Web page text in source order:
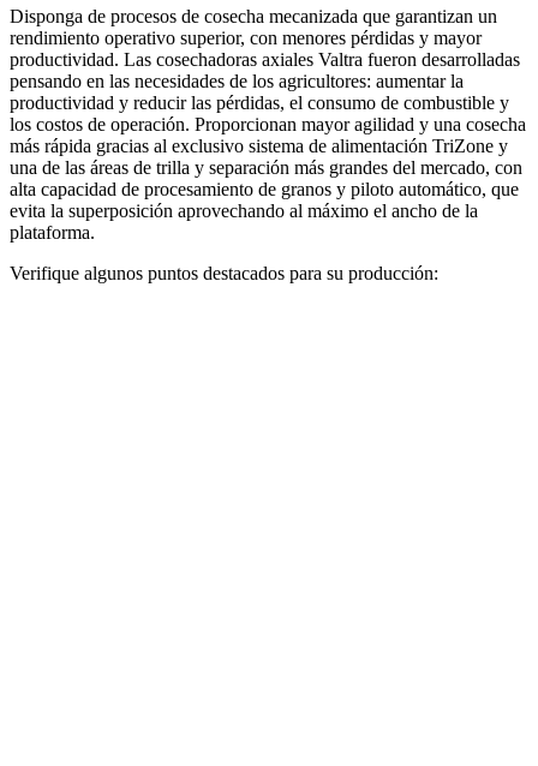
Disponga de procesos de cosecha mecanizada que garantizan un
rendimiento operativo superior, con menores pérdidas y mayor
productividad. Las cosechadoras axiales Valtra fueron desarrolladas
pensando en las necesidades de los agricultores: aumentar la
productividad y reducir las pérdidas, el consumo de combustible y
los costos de operación. Proporcionan mayor agilidad y una cosecha
más rápida gracias al exclusivo sistema de alimentación TriZone y
una de las áreas de trilla y separación más grandes del mercado, con
alta capacidad de procesamiento de granos y piloto automático, que
evita la superposición aprovechando al máximo el ancho de la
plataforma.
Verifique algunos puntos destacados para su producción: